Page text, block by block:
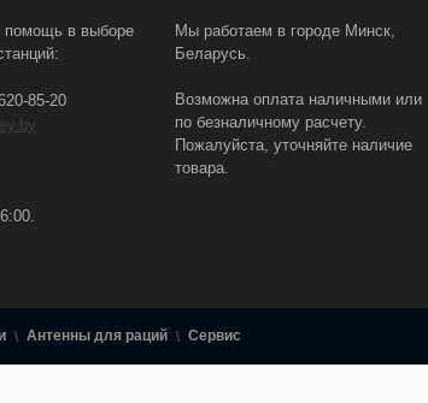
помощь в выборе
85-20
Мы работаем в городе Минск,
Беларусь.
Возможна оплата наличными или
по безналичному расчету.
Пожалуйста, уточняйте наличие
товара.
Антенны для раций Сервис